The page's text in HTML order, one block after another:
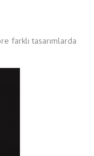
farklı tasarımlarda